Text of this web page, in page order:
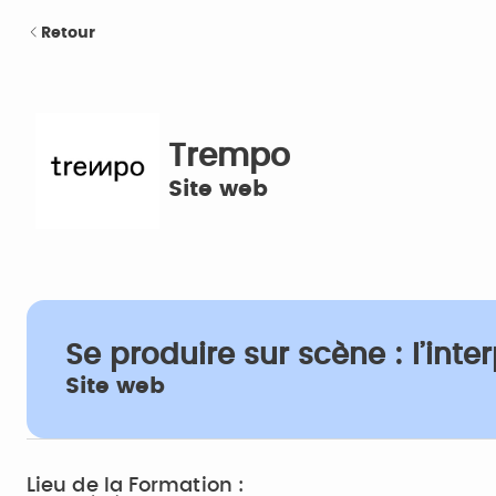
Retour
Trempo
Site web
Se produire sur scène :
Site web
Lieu de la Formation :